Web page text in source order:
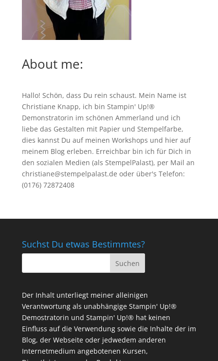
About me:
Hallo! Schön, dass Du rein schaust. Mein Name ist
Christiane Knapp, ich bin Stampin' Up!®
Demonstratorin im schönen Ammerland und ich
liebe das Gestalten mit Papier und Stempelfarbe,
dies kannst Du auf meinen Workshops und hier auf
meinem Blog erleben. Erreichbar bin ich für Dich in
den sozialen Medien (als StempelPalast), per Mail an
christiane@stempelpalast.de oder über's Telefon:
(0176) 72872408
Suchst Du etwas Bestimmtes?
Der Inhalt unterliegt meiner alleinigen
Verantwortung als unabhängige Stampin' Up!®
Demostratorin und Stampin' Up!® hat keinen
Einfluss auf die Verwendung sowie die Inhalte der im
Blog, der Webseite oder jedwedem anderen
Internetmedium angebotenen Kursen,